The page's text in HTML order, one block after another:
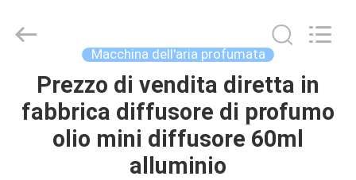
CASA
PRODOTTI
Online
Market.
Macchina dell'aria profumata
Prezzo di vendita diretta in
fabbrica diffusore di profumo
olio mini diffusore 60ml
alluminio